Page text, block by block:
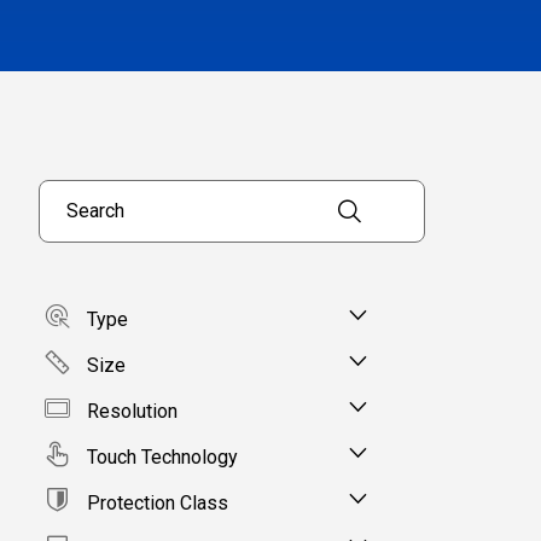
Search products
Type
Size
Resolution
Touch Technology
Protection Class